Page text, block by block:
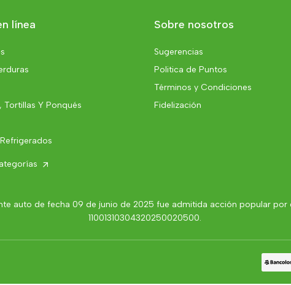
línea
Tortillas Y Ponqués
Sobre nosotros
Sugerencias
Politica de Puntos
Términos y Condiciones
Fidelización
auto de fecha 09 de junio de 2025 fue admitida acción popular
11001310304320250020500.